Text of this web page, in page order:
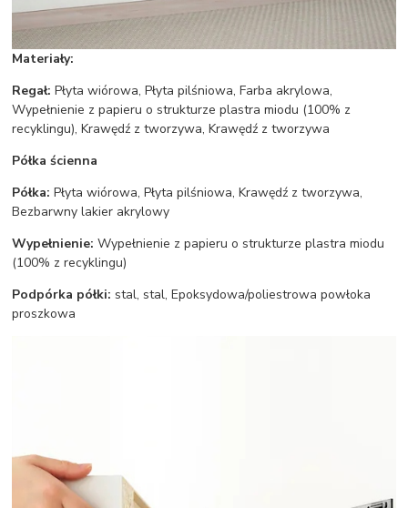
Materiały:
Regał:Płyta wiórowa, Płyta pilśniowa, Farba akrylowa,
Wypełnienie z papieru o strukturze plastra miodu (100% z
recyklingu), Krawędź z tworzywa, Krawędź z tworzywa
Półka ścienna
Półka:Płyta wiórowa, Płyta pilśniowa, Krawędź z tworzywa,
Bezbarwny lakier akrylowy
Wypełnienie:Wypełnienie z papieru o strukturze plastra miodu
(100% z recyklingu)
Podpórka półki: stal, stal, Epoksydowa/poliestrowa powłoka
proszkowa